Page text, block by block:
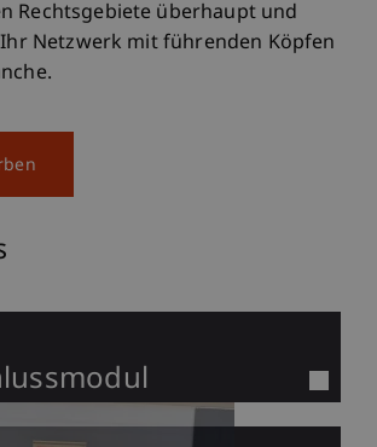
Rechtsgebiete überhaupt und
Netzwerk mit führenden Köpfen